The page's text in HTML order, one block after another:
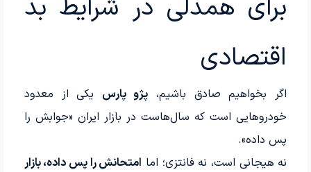
برای همدلی در شرایط بد
اقتصادی
اگر بخواهیم صادق باشیم، پژو پارس یکی از معدود
خودروهایی است که سال‌هاست در بازار ایران «جوابش را
پس داده».
نه هیجانی است، نه فانتزی؛ اما امتحانش را پس داده، بازار